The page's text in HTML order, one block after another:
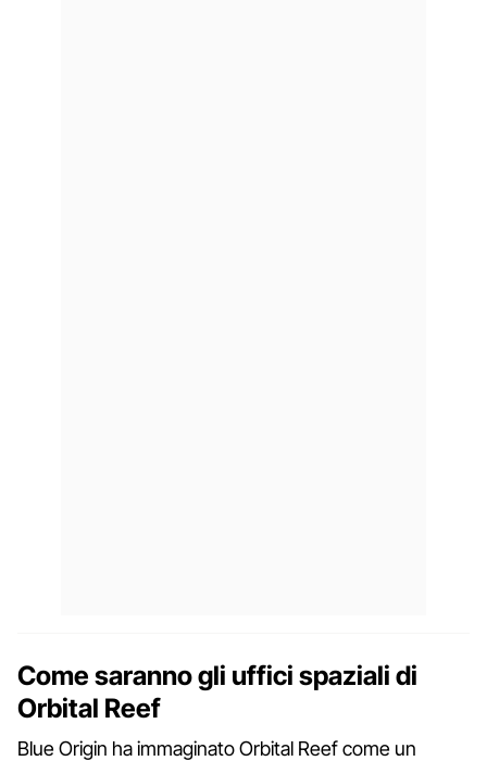
Come saranno gli uffici spaziali di
Orbital Reef
Blue Origin ha immaginato Orbital Reef come un